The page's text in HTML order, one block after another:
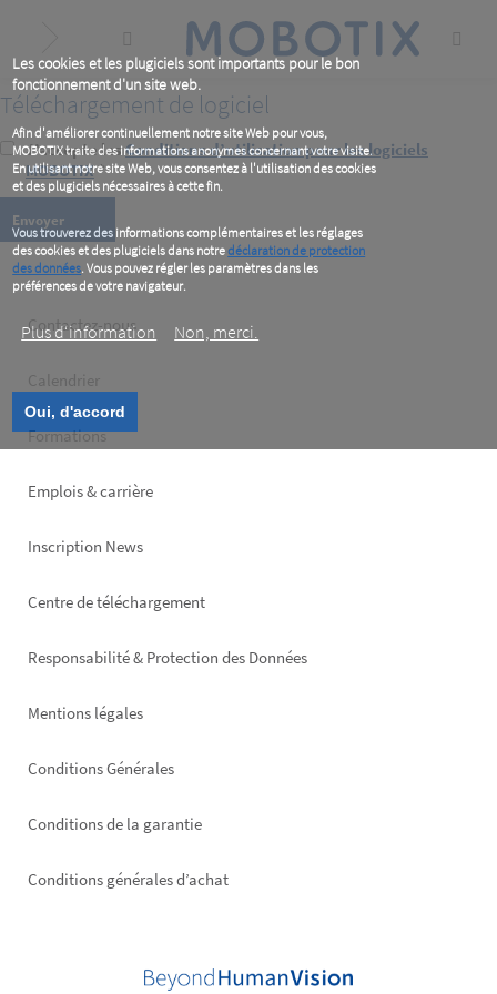
Les cookies et les plugiciels sont importants pour le bon
fonctionnement d'un site web.
Afin d'améliorer continuellement notre site Web pour vous,
MOBOTIX traite des informations anonymes concernant votre visite.
En utilisant notre site Web, vous consentez à l'utilisation des cookies
et des plugiciels nécessaires à cette fin.
Vous trouverez des informations complémentaires et les réglages
des cookies et des plugiciels dans notredéclaration de protection
des données. Vous pouvez régler les paramètres dans les
préférences de votre navigateur.
Plus d‘information Non, merci.
Oui, d'accord
content
Téléchargement de logiciel
J’accepte lesConditions d’utilisation pour les logiciels
MOBOTIX*
Footer
Contactez-nous
Calendrier
Formations
Emplois & carrière
Inscription News
Footer
Centre de téléchargement
Responsabilité & Protection des Données
Mentions légales
Conditions Générales
Conditions de la garantie
Conditions générales d’achat